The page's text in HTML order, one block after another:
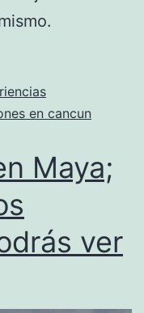
en cancun
Maya;
ver